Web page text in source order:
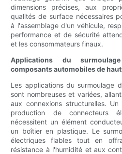
dimensions précises, aux
qualités de surface nécessaires
à l'assemblage d'un véhicule,
performance et de sécurité
et les consommateurs finaux.
Applications du
composants automobiles de
Les applications du surmoulage
sont nombreuses et variées,
aux connexions structurelles.
production de connecteurs
nécessitent un élément
un boîtier en plastique. Le
électriques fiables tout en
résistance à l'humidité et aux